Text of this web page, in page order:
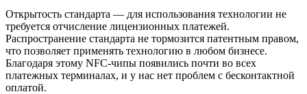
Открытость стандарта — для использования технологии не
требуется отчисление лицензионных платежей.
Распространение стандарта не тормозится патентным правом,
что позволяет применять технологию в любом бизнесе.
Благодаря этому NFC-чипы появились почти во всех
платежных терминалах, и у нас нет проблем с бесконтактной
оплатой.